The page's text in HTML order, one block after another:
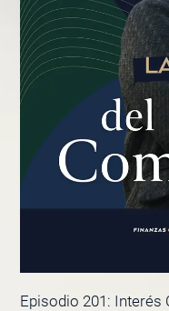
Episodio 201: Interés